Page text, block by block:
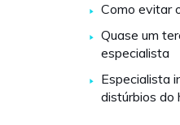
Como evitar
Quase um
especialista
Especialista
distúrbios do